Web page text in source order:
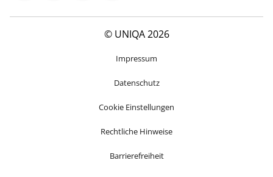
© UNIQA 2026
Impressum
Datenschutz
Cookie Einstellungen
Rechtliche Hinweise
Barrierefreiheit